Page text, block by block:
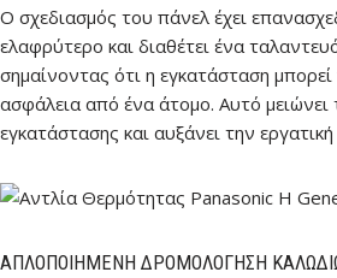
Ο σχεδιασμός του πάνελ έχει
ελαφρύτερο και διαθέτει ένα
σημαίνοντας ότι η εγκατάσταση μπορεί
ασφάλεια από ένα άτομο. Αυτό μειώνει
εγκατάστασης και αυξάνει την
ΑΠΛΟΠΟΙΗΜΈΝΗ ΔΡΟΜΟΛΌΓΗΣΗ